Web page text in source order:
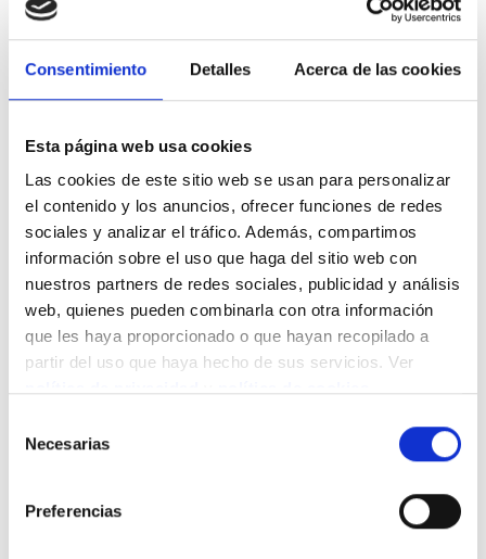
Consentimiento Detalles Acerca de las cookies
Esta página web usa cookies
Las cookies de este sitio web se usan para personalizar
el contenido y los anuncios, ofrecer funciones de redes
sociales y analizar el tráfico. Además, compartimos
información sobre el uso que haga del sitio web con
nuestros partners de redes sociales, publicidad y análisis
web, quienes pueden combinarla con otra información
que les haya proporcionado o que hayan recopilado a
partir del uso que haya hecho de sus servicios. Ver
Necesarias
Preferencias
📍 Disponible le dimanche 3 mai dans nos restaurants
Lateral.
De plus, nous avons une surprise pour vous toutes, ça va
être une journée formidable !
Partagez ce contenu
Nouvelles connexes